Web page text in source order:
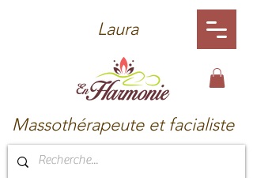
Laura
Massothérapeute et facialiste